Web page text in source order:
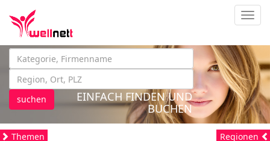
suchen
EINFACH FINDEN UND
BUCHEN
Themen
Regionen